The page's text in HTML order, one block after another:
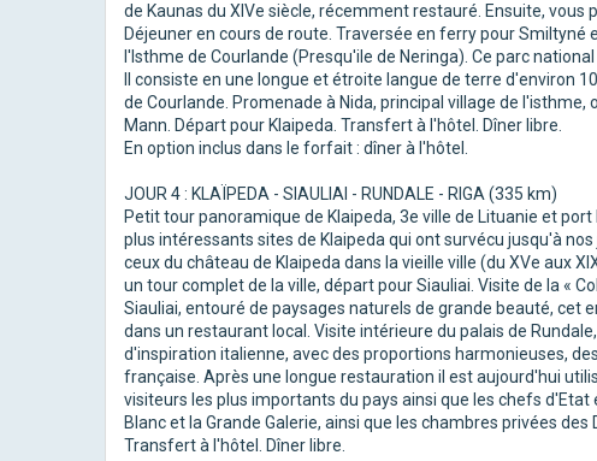
de Kaunas du XIVe siècle, récemment restauré. Ensuite,
Déjeuner en cours de route. Traversée en ferry pour
l'Isthme de Courlande (Presqu'ile de Neringa). Ce parc
Il consiste en une longue et étroite langue de terre d'environ
de Courlande. Promenade à Nida, principal village de
Mann. Départ pour Klaipeda. Transfert à l'hôtel. Dîner libre.
En option inclus dans le forfait : dîner à l'hôtel.
JOUR 4 : KLAÏPEDA - SIAULIAI - RUNDALE - RIGA (335 km)
Petit tour panoramique de Klaipeda, 3e ville de Lituanie et
plus intéressants sites de Klaipeda qui ont survécu jusqu'à
ceux du château de Klaipeda dans la vieille ville (du XVe aux
un tour complet de la ville, départ pour Siauliai. Visite de la «
Siauliai, entouré de paysages naturels de grande beauté, cet
dans un restaurant local. Visite intérieure du palais de
d'inspiration italienne, avec des proportions harmonieuses,
française. Après une longue restauration il est aujourd'hui
visiteurs les plus importants du pays ainsi que les chefs d'Etat
Blanc et la Grande Galerie, ainsi que les chambres privées
Transfert à l'hôtel. Dîner libre.